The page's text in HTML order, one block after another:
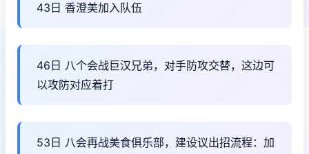
43日 香澄美加入队伍
46日 八个会战巨汉兄弟，对手防攻交替，这边可
以攻防对应着打
53日 八会再战美食俱乐部，建设议出招流程：加